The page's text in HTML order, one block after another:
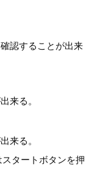
認することが出来
来る。
来る。
タートボタンを押